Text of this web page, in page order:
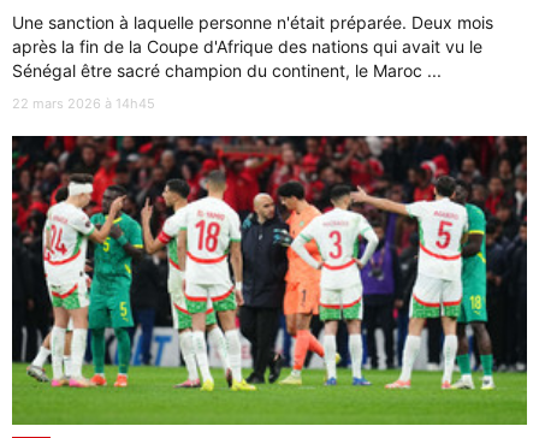
Une sanction à laquelle personne n'était préparée. Deux mois
après la fin de la Coupe d'Afrique des nations qui avait vu le
Sénégal être sacré champion du continent, le Maroc ...
22 mars 2026 à 14h45